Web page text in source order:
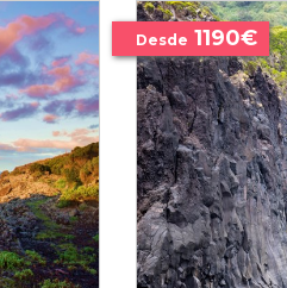
Desde 1190€